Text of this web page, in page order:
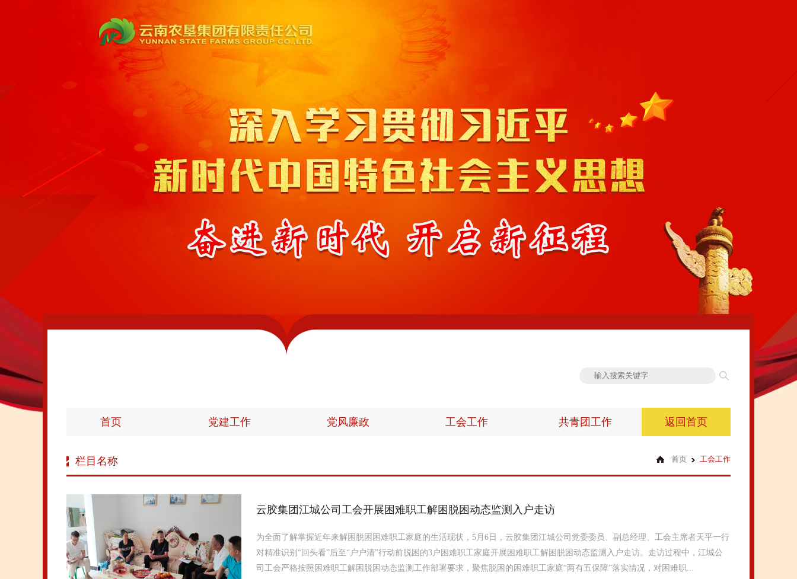
首页 党建工作 党风廉政 工会工作 共青团工作 返回首页
栏目名称 首页 工会工作
云胶集团江城公司工会开展困难职工解困脱困动态监测入户走访
为全面了解掌握近年来解困脱困困难职工家庭的生活现状，5月6日，云胶集团江城公司党委委员、副总经理、工会主席者天平一行
对精准识别“回头看”后至“户户清”行动前脱困的3户困难职工家庭开展困难职工解困脱困动态监测入户走访。走访过程中，江城公
司工会严格按照困难职工解困脱困动态监测工作部署要求，聚焦脱困的困难职工家庭“两有五保障”落实情况，对困难职...